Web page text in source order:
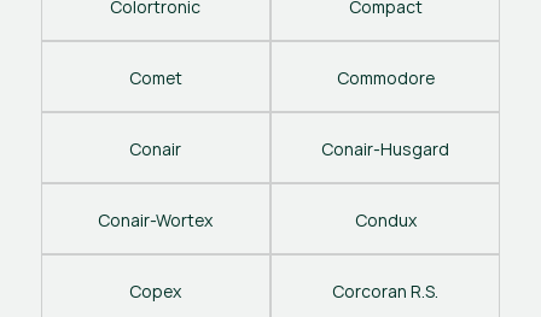
Colortronic Compact
Comet Commodore
Conair Conair-Husgard
Conair-Wortex Condux
Copex Corcoran R.S.